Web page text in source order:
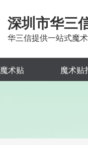
深圳市华三
华三信提供一站式魔
魔术贴 魔术贴